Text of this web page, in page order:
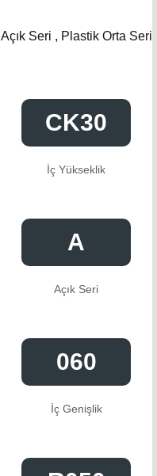
Açık Seri , Plastik Orta Seri
CK30
İç Yükseklik
A
Açık Seri
060
İç Genişlik